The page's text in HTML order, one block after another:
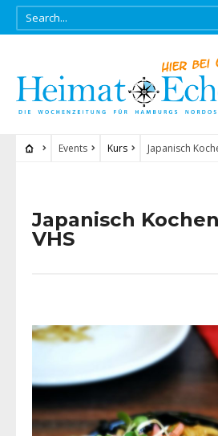
Events Kurs Japanisch
Japanisch
VHS